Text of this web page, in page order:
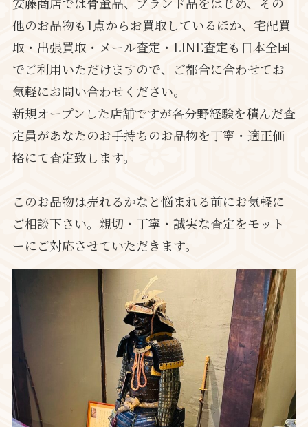
他のお品物も1点からお買取しているほか、宅配買
取・出張買取・メール査定・LINE査定も日本全国
でご利用いただけますので、ご都合に合わせてお
気軽にお問い合わせください。
新規オープンした店舗ですが各分野経験を積んだ査
定員があなたのお手持ちのお品物を丁寧・適正価
格にて査定致します。
このお品物は売れるかなと悩まれる前にお気軽に
ご相談下さい。親切・丁寧・誠実な査定をモット
ーにご対応させていただきます。